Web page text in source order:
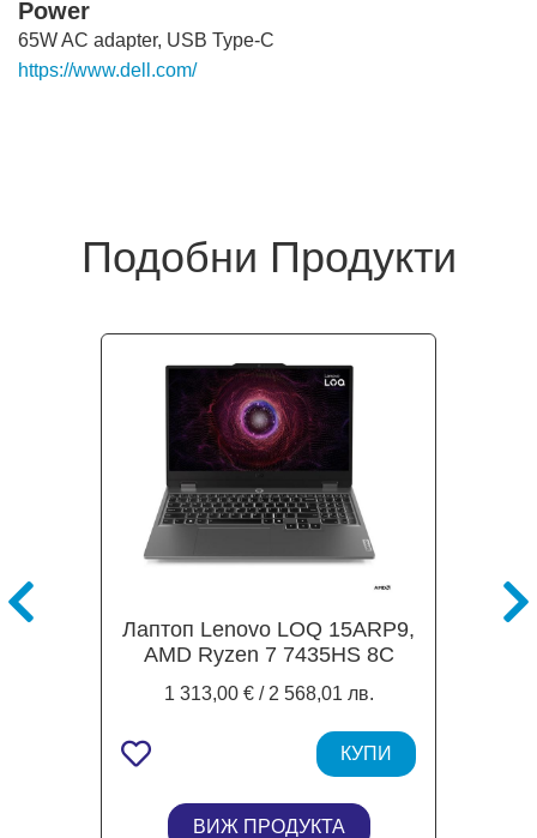
Power
65W AC adapter, USB Type-C
https://www.dell.com/en-us/shop/dell-laptops/dell-pro-14-
Подобни Продукти
Лаптоп Lenovo LOQ 15ARP9,
AMD Ryzen 7 7435HS 8C
15.6'' (39.62 cm) FHD IPS
Display, 144Hz, NVIDIA GF
RTX4070 8GB GDDR6, 24GB
DDR5, 1TB M.2 NVMe SSD ,
Free DOS
1 313,00 € / 2 568,01 лв.
КУПИ
ВИЖ ПРОДУКТА